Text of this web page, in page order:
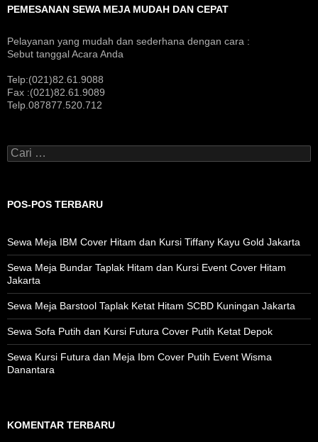
PEMESANAN SEWA MEJA MUDAH DAN CEPAT
Pelayanan yang mudah dan sederhana dengan cara :
Sebut tanggal Acara Anda
Telp:(021)82.61.9088
Fax :(021)82.61.9089
Telp.087877.520.712
Cari
untuk:
POS-POS TERBARU
Sewa Meja IBM Cover Hitam dan Kursi Tiffany Kayu Gold Jakarta
Sewa Meja Bundar Taplak Hitam dan Kursi Event Cover Hitam
Jakarta
Sewa Meja Barstool Taplak Ketat Hitam SCBD Kuningan Jakarta
Sewa Sofa Putih dan Kursi Futura Cover Putih Ketat Depok
Sewa Kursi Futura dan Meja Ibm Cover Putih Event Wisma
Danantara
KOMENTAR TERBARU